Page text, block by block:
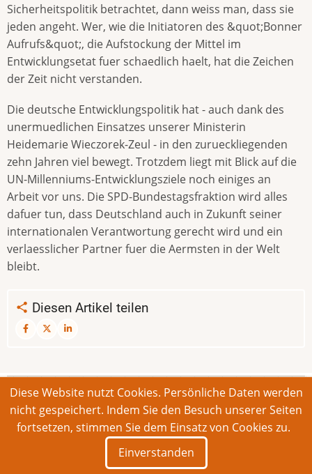
Sicherheitspolitik betrachtet, dann weiss man, dass sie
jeden angeht. Wer, wie die Initiatoren des &quot;Bonner
Aufrufs&quot;, die Aufstockung der Mittel im
Entwicklungsetat fuer schaedlich haelt, hat die Zeichen
der Zeit nicht verstanden.
Die deutsche Entwicklungspolitik hat - auch dank des
unermuedlichen Einsatzes unserer Ministerin
Heidemarie Wieczorek-Zeul - in den zurueckliegenden
zehn Jahren viel bewegt. Trotzdem liegt mit Blick auf die
UN-Millenniums-Entwicklungsziele noch einiges an
Arbeit vor uns. Die SPD-Bundestagsfraktion wird alles
dafuer tun, dass Deutschland auch in Zukunft seiner
internationalen Verantwortung gerecht wird und ein
verlaesslicher Partner fuer die Aermsten in der Welt
bleibt.
Diesen Artikel teilen
© 2026 Bonner Aufruf. Alle Rechte vorbehalten.
Footer
Kontakt
Intern
Deutsch
English
Diese Website nutzt Cookies. Persönliche Daten werden
nicht gespeichert. Indem Sie den Besuch unserer Seiten
fortsetzen, stimmen Sie dem Einsatz von Cookies zu.
Einverstanden